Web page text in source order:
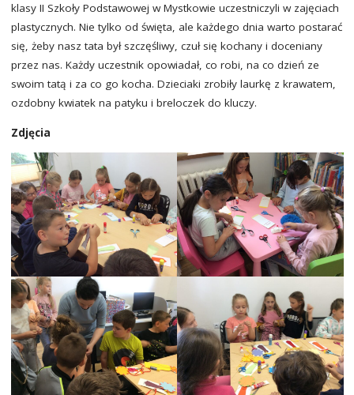
klasy II Szkoły Podstawowej w Mystkowie uczestniczyli w zajęciach
plastycznych. Nie tylko od święta, ale każdego dnia warto postarać
się, żeby nasz tata był szczęśliwy, czuł się kochany i doceniany
przez nas. Każdy uczestnik opowiadał, co robi, na co dzień ze
swoim tatą i za co go kocha. Dzieciaki zrobiły laurkę z krawatem,
ozdobny kwiatek na patyku i breloczek do kluczy.
Zdjęcia